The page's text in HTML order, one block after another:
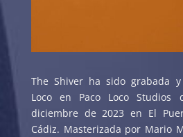
The Shiver ha sido grabada
Loco en Paco Loco
diciembre de 2023 en El
Cádiz. Masterizada por Mario